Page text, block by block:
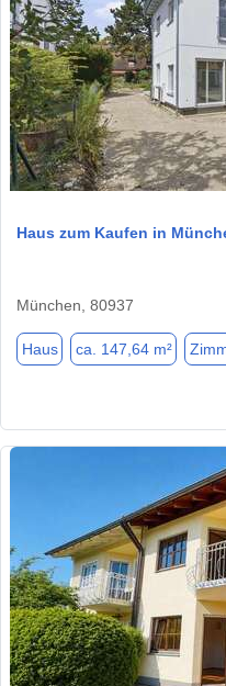
Haus zum Kaufen in
München, 80937
Haus ca. 147,64 m²